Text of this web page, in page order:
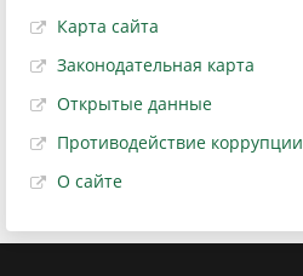
Карта сайта
Законодательная карта
Открытые данные
Противодействие коррупции
О сайте